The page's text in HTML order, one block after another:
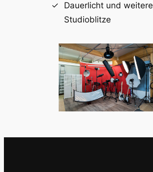
Dauerlicht und weitere
Studioblitze